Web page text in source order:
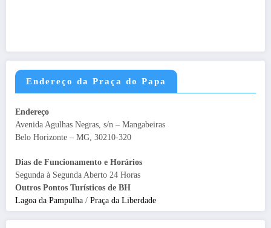
Endereço da Praça do Papa
Endereço
Avenida Agulhas Negras, s/n – Mangabeiras
Belo Horizonte – MG, 30210-320
Dias de Funcionamento e Horários
Segunda à Segunda Aberto 24 Horas
Outros Pontos Turísticos de BH
Lagoa da Pampulha / Praça da Liberdade